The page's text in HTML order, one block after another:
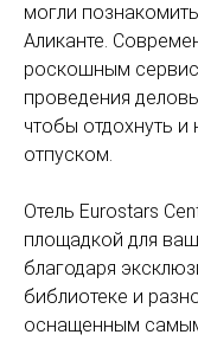
могли
Аликанте.
роскошным
проведения
чтобы отдохнуть
отпуском.
Отель Eurostars
площадкой для
благодаря
библиотеке и
оснащенным